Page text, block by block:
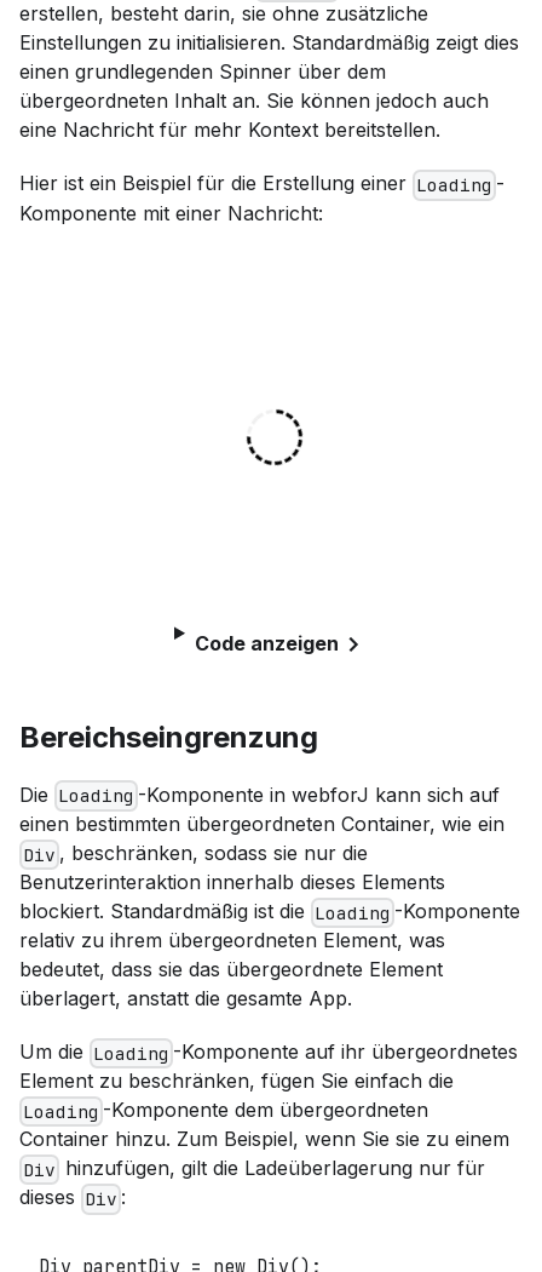
erstellen, besteht darin, sie ohne zusätzliche
Einstellungen zu initialisieren. Standardmäßig zeigt dies
einen grundlegenden Spinner über dem
übergeordneten Inhalt an. Sie können jedoch auch
eine Nachricht für mehr Kontext bereitstellen.
Hier ist ein Beispiel für die Erstellung einer Loading -
Komponente mit einer Nachricht:
Code anzeigen
Bereichseingrenzung
Die Loading -Komponente in webforJ kann sich auf
einen bestimmten übergeordneten Container, wie ein
Div , beschränken, sodass sie nur die
Benutzerinteraktion innerhalb dieses Elements
blockiert. Standardmäßig ist die Loading -Komponente
relativ zu ihrem übergeordneten Element, was
bedeutet, dass sie das übergeordnete Element
überlagert, anstatt die gesamte App.
Um die Loading -Komponente auf ihr übergeordnetes
Element zu beschränken, fügen Sie einfach die
Loading -Komponente dem übergeordneten
Container hinzu. Zum Beispiel, wenn Sie sie zu einem
Div hinzufügen, gilt die Ladeüberlagerung nur für
dieses Div :